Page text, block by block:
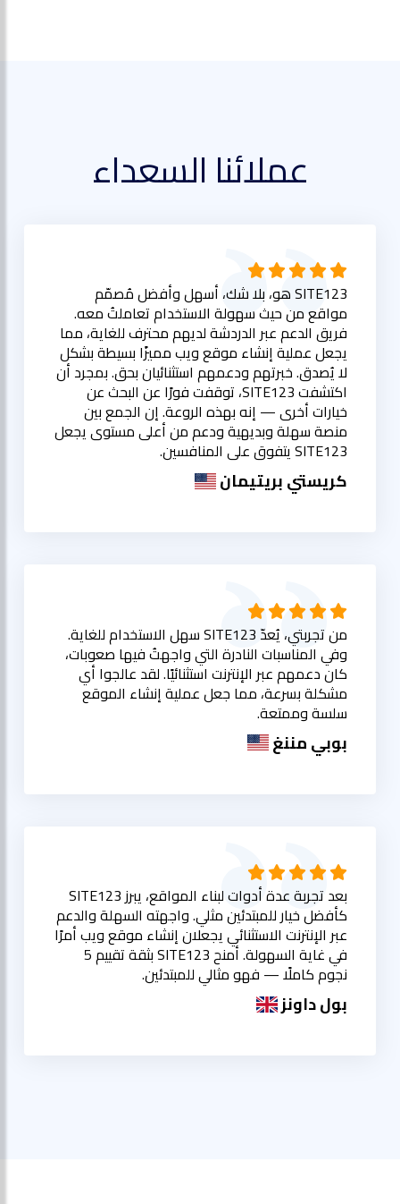
عملائنا السعداء
SITE123 هو، بلا شك، أسهل وأفضل مُصمّم
مواقع من حيث سهولة الاستخدام تعاملتُ معه.
فريق الدعم عبر الدردشة لديهم محترف للغاية، مما
يجعل عملية إنشاء موقع ويب مميزًا بسيطة بشكل
لا يُصدق. خبرتهم ودعمهم استثنائيان بحق. بمجرد أن
اكتشفت SITE123، توقفت فورًا عن البحث عن
خيارات أخرى — إنه بهذه الروعة. إن الجمع بين
منصة سهلة وبديهية ودعم من أعلى مستوى يجعل
SITE123 يتفوق على المنافسين.
كريستي بريتيمان
من تجربتي، يُعدّ SITE123 سهل الاستخدام للغاية.
وفي المناسبات النادرة التي واجهتُ فيها صعوبات،
كان دعمهم عبر الإنترنت استثنائيًا. لقد عالجوا أي
مشكلة بسرعة، مما جعل عملية إنشاء الموقع
سلسة وممتعة.
بوبي مننغ
بعد تجربة عدة أدوات لبناء المواقع، يبرز SITE123
كأفضل خيار للمبتدئين مثلي. واجهته السهلة والدعم
عبر الإنترنت الاستثنائي يجعلان إنشاء موقع ويب أمرًا
في غاية السهولة. أمنح SITE123 بثقة تقييم 5
نجوم كاملًا — فهو مثالي للمبتدئين.
بول داونز